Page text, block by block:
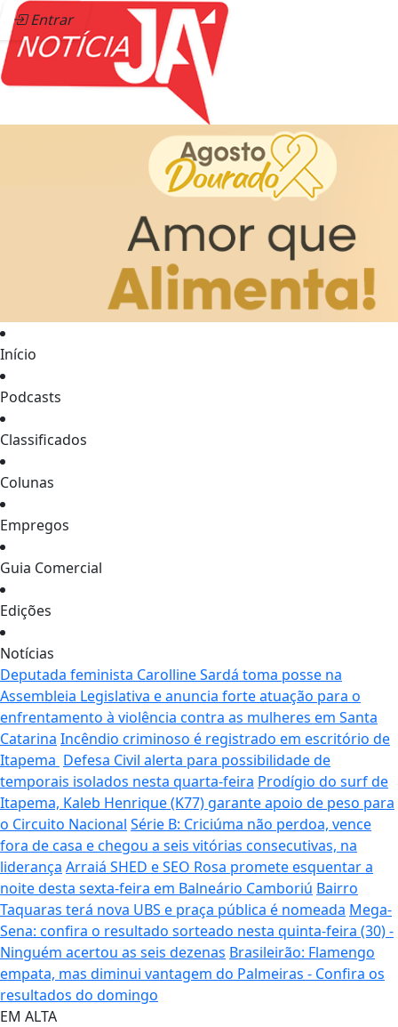
Entrar
Início
Podcasts
Classificados
Colunas
Empregos
Guia Comercial
Edições
Notícias
Deputada feminista Carolline Sardá toma posse na
Assembleia Legislativa e anuncia forte atuação para o
enfrentamento à violência contra as mulheres em Santa
Catarina Incêndio criminoso é registrado em escritório de
Itapema Defesa Civil alerta para possibilidade de
temporais isolados nesta quarta-feira Prodígio do surf de
Itapema, Kaleb Henrique (K77) garante apoio de peso para
o Circuito Nacional Série B: Criciúma não perdoa, vence
fora de casa e chegou a seis vitórias consecutivas, na
liderança Arraiá SHED e SEO Rosa promete esquentar a
noite desta sexta-feira em Balneário Camboriú Bairro
Taquaras terá nova UBS e praça pública é nomeada Mega-
Sena: confira o resultado sorteado nesta quinta-feira (30) -
Ninguém acertou as seis dezenas Brasileirão: Flamengo
empata, mas diminui vantagem do Palmeiras - Confira os
resultados do domingo
EM ALTA